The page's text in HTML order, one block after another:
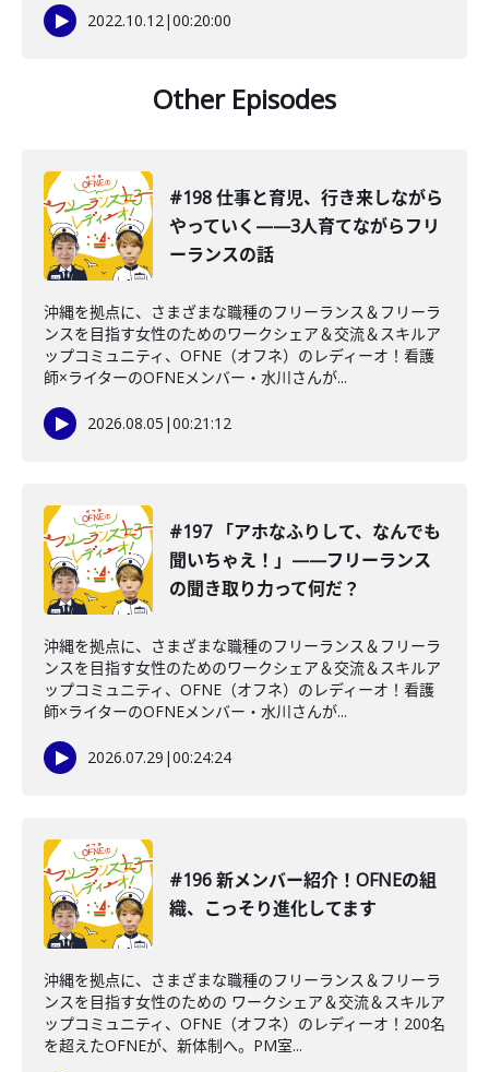
2022.10.12|00:20:00
Other Episodes
#198 仕事と育児、行き来しながら
やっていく——3人育てながらフリ
ーランスの話
沖縄を拠点に、さまざまな職種のフリーランス＆フリーラ
ンスを目指す女性のためのワークシェア＆交流＆スキルア
ップコミュニティ、OFNE（オフネ）のレディーオ！看護
師×ライターのOFNEメンバー・水川さんが...
2026.08.05 |00:21:12
#197 「アホなふりして、なんでも
聞いちゃえ！」——フリーランス
の聞き取り力って何だ？
沖縄を拠点に、さまざまな職種のフリーランス＆フリーラ
ンスを目指す女性のためのワークシェア＆交流＆スキルア
ップコミュニティ、OFNE（オフネ）のレディーオ！看護
師×ライターのOFNEメンバー・水川さんが...
2026.07.29 |00:24:24
#196 新メンバー紹介！OFNEの組
織、こっそり進化してます
沖縄を拠点に、さまざまな職種のフリーランス＆フリーラ
ンスを目指す女性のための ワークシェア＆交流＆スキルア
ップコミュニティ、OFNE（オフネ）のレディーオ！200名
を超えたOFNEが、新体制へ。PM室...